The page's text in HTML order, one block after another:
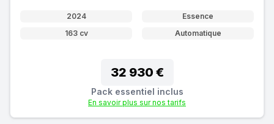
2024
Essence
163 cv
Automatique
32 930 €
Pack essentiel inclus
En savoir plus sur nos tarifs